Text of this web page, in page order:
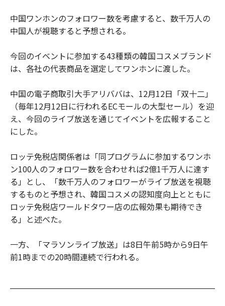
中国ワンホンのフォロワー数を考慮すると、数千万人の
中国人が視聴すると予想される。
今回のイベントに参加する43種類の韓国コスメブランド
は、各社の代表商品を選定してワンホンに渡した。
中国の電子商取引大手アリババは、12月12日「双十二」
（毎年12月12日に行われるECモールの大型セール）を迎
え、今回のライブ放送を通じてイベントを広報すること
にした。
ロッテ免税店関係者は「同プログラムに参加するワンホ
ン100人のフォロワー数を合わせれば2億1千万人に達す
る」とし、「数千万人のフォロワーがライブ放送を視聴
するものと予想され、韓国コスメの認知度向上とともに
ロッテ免税店ワールドタワー店の広報効果も期待でき
る」と述べた。
一方、「マラソンライブ放送」は8日午前5時から9日午
前1時までの20時間連続で行われる。